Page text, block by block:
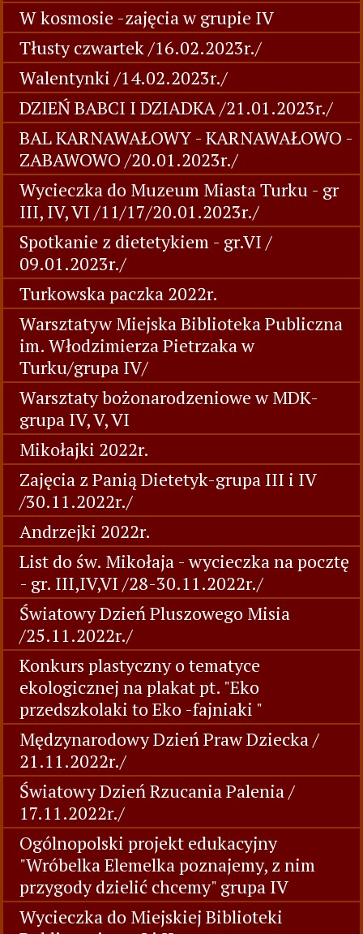
W kosmosie -zajęcia w grupie IV
Tłusty czwartek /16.02.2023r./
Walentynki /14.02.2023r./
DZIEŃ BABCI I DZIADKA /21.01.2023r./
BAL KARNAWAŁOWY - KARNAWAŁOWO -
ZABAWOWO /20.01.2023r./
Wycieczka do Muzeum Miasta Turku - gr
III, IV, VI /11/17/20.01.2023r./
Spotkanie z dietetykiem - gr.VI /
09.01.2023r./
Turkowska paczka 2022r.
Warsztatyw Miejska Biblioteka Publiczna
im. Włodzimierza Pietrzaka w
Turku/grupa IV/
Warsztaty bożonarodzeniowe w MDK-
grupa IV, V, VI
Mikołajki 2022r.
Zajęcia z Panią Dietetyk-grupa III i IV
/30.11.2022r./
Andrzejki 2022r.
List do św. Mikołaja - wycieczka na pocztę
- gr. III,IV,VI /28-30.11.2022r./
Światowy Dzień Pluszowego Misia
/25.11.2022r./
Konkurs plastyczny o tematyce
ekologicznej na plakat pt. "Eko
przedszkolaki to Eko -fajniaki "
Mędzynarodowy Dzień Praw Dziecka /
21.11.2022r./
Światowy Dzień Rzucania Palenia /
17.11.2022r./
Ogólnopolski projekt edukacyjny
"Wróbelka Elemelka poznajemy, z nim
przygody dzielić chcemy" grupa IV
Wycieczka do Miejskiej Biblioteki